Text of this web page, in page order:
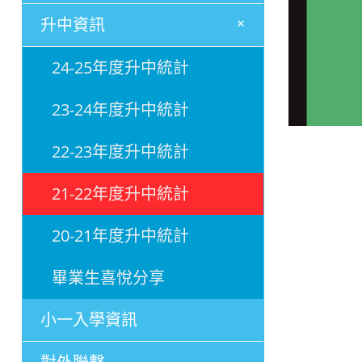
升中資訊 +
24-25年度升中統計
23-24年度升中統計
22-23年度升中統計
21-22年度升中統計
20-21年度升中統計
畢業生喜悅分享
小一入學資訊